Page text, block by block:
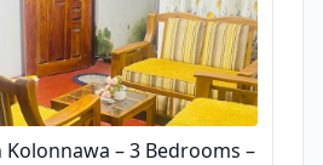
– 3 Bedrooms –